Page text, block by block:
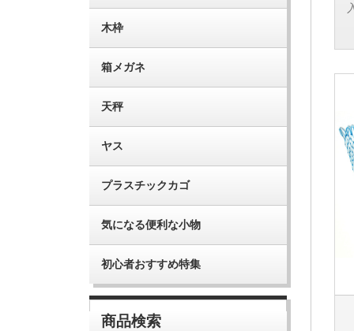
木枠
箱メガネ
天秤
ヤス
プラスチックカゴ
気になる便利な小物
初心者おすすめ特集
商品検索